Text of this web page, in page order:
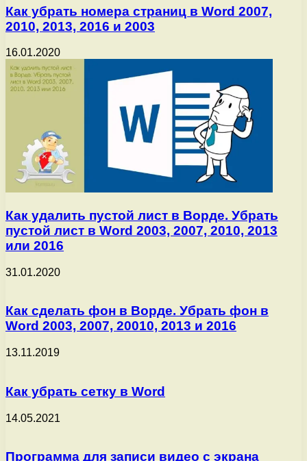
Как убрать номера страниц в Word 2007,
2010, 2013, 2016 и 2003
16.01.2020
Как удалить пустой лист в Ворде. Убрать
пустой лист в Word 2003, 2007, 2010, 2013
или 2016
31.01.2020
Как сделать фон в Ворде. Убрать фон в
Word 2003, 2007, 20010, 2013 и 2016
13.11.2019
Как убрать сетку в Word
14.05.2021
Программа для записи видео с экрана